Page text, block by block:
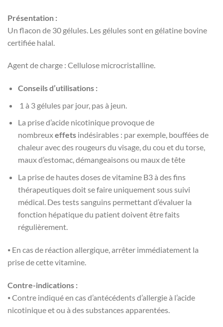
Présentation :
Un flacon de 30 gélules. Les gélules sont en gélatine bovine
certifiée halal.
Agent de charge : Cellulose microcristalline.
Conseils d’utilisations :
1 à 3 gélules par jour, pas à jeun.
La prise d’acide nicotinique provoque de
nombreuxeffetsindésirables : par exemple, bouffées de
chaleur avec des rougeurs du visage, du cou et du torse,
maux d’estomac, démangeaisons ou maux de tête
La prise de hautes doses de vitamine B3 à des fins
thérapeutiques doit se faire uniquement sous suivi
médical. Des tests sanguins permettant d’évaluer la
fonction hépatique du patient doivent être faits
régulièrement.
⦁ En cas de réaction allergique, arrêter immédiatement la
prise de cette vitamine.
Contre-indications :
⦁ Contre indiqué en cas d’antécédents d’allergie à l’acide
nicotinique et ou à des substances apparentées.